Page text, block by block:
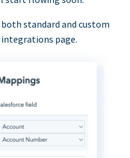
standard and custom
page.